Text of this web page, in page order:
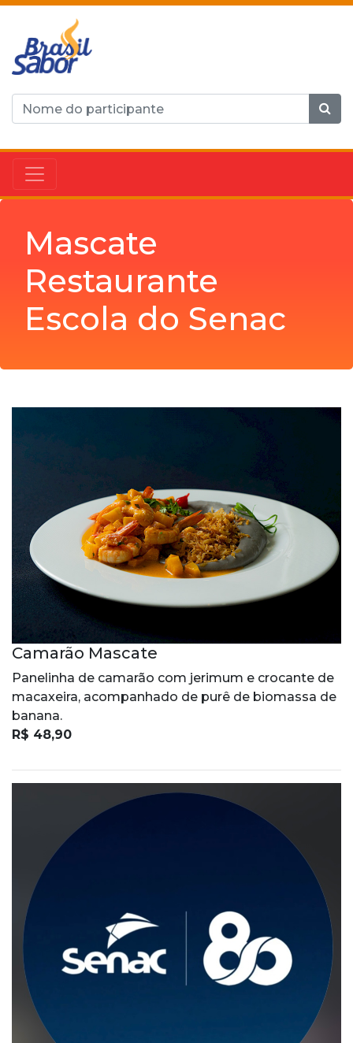
Mascate
Restaurante
Escola do Senac
Camarão Mascate
Panelinha de camarão com jerimum e crocante de
macaxeira, acompanhado de purê de biomassa de
banana.
R$ 48,90